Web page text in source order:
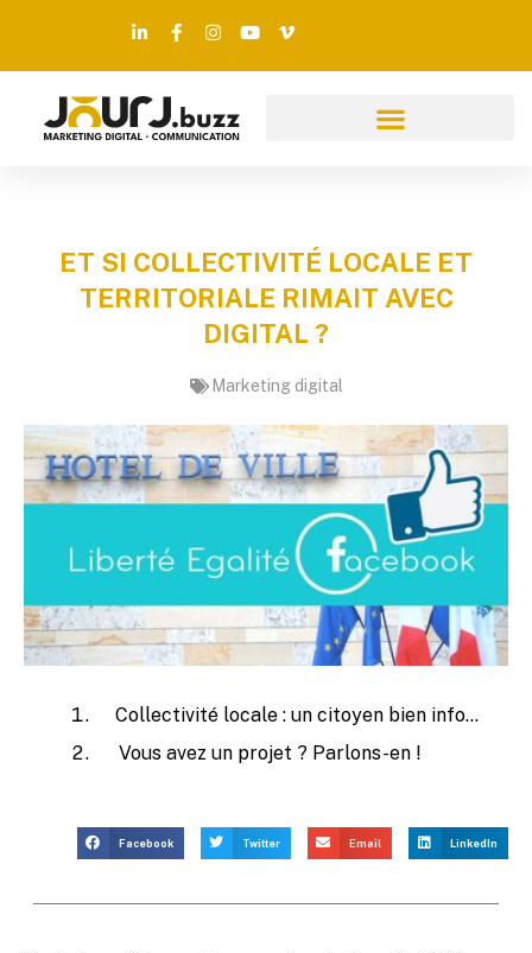
ET SI COLLECTIVITÉ LOCALE ET
TERRITORIALE RIMAIT AVEC
DIGITAL ?
Marketing digital
Collectivité locale : un citoyen bien informé sur le digital en vaut deux
Vous avez un projet ? Parlons-en !
Facebook Twitter Email LinkedIn